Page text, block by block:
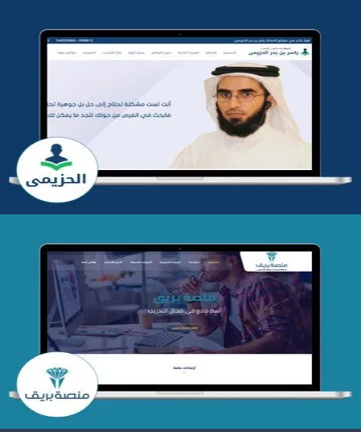
تطوير موقع المدرب ياسر الحزيمي
التفاصيل
تصميم منصة بريق
التفاصيل